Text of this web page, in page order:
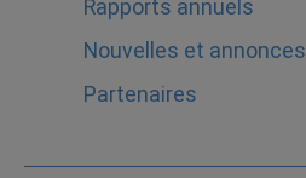
Rapports annuels
Nouvelles et annonces
Partenaires